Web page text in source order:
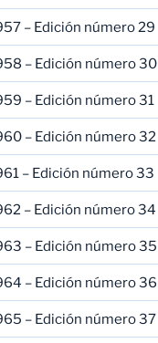
– Edición número 29
– Edición número 30
– Edición número 31
– Edición número 32
– Edición número 33
– Edición número 34
– Edición número 35
– Edición número 36
– Edición número 37